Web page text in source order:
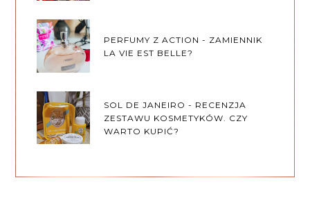
PERFUMY Z ACTION - ZAMIENNIK
LA VIE EST BELLE?
SOL DE JANEIRO - RECENZJA
ZESTAWU KOSMETYKÓW. CZY
WARTO KUPIĆ?